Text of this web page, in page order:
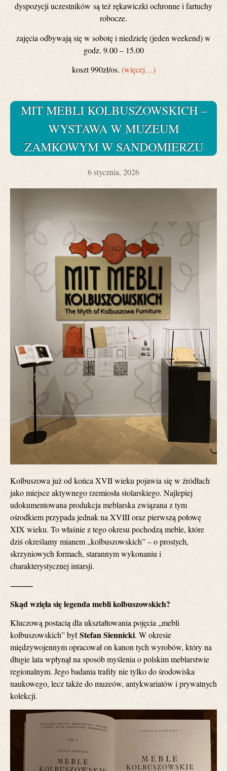
dyspozycji uczestników są też rękawiczki ochronne i fartuchy
robocze.
zajęcia odbywają się w sobotę i niedzielę (jeden weekend) w
godz. 9.00 – 15.00
koszt 990zł/os. (więcej…)
MIT MEBLI KOLBUSZOWSKICH –
WYSTAWA W MUZEUM
ZAMKOWYM W SANDOMIERZU
6 stycznia, 2026
Kolbuszowa już od końca XVII wieku pojawia się w źródłach
jako miejsce aktywnego rzemiosła stolarskiego. Najlepiej
udokumentowana produkcja meblarska związana z tym
ośrodkiem przypada jednak na XVIII oraz pierwszą połowę
XIX wieku. To właśnie z tego okresu pochodzą meble, które
dziś określamy mianem „kolbuszowskich” – o prostych,
skrzyniowych formach, starannym wykonaniu i
charakterystycznej intarsji.
⸻
Skąd wzięła się legenda mebli kolbuszowskich?
Kluczową postacią dla ukształtowania pojęcia „mebli
kolbuszowskich” był Stefan Siennicki. W okresie
międzywojennym opracował on kanon tych wyrobów, który na
długie lata wpłynął na sposób myślenia o polskim meblarstwie
regionalnym. Jego badania trafiły nie tylko do środowiska
naukowego, lecz także do muzeów, antykwariatów i prywatnych
kolekcji.